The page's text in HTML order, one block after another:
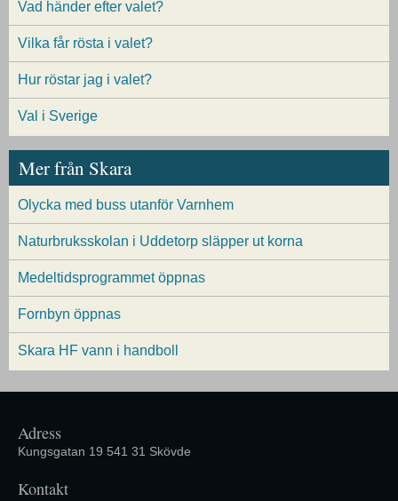
Vad händer efter valet?
Vilka får rösta i valet?
Hur röstar jag i valet?
Val i Sverige
Mer från Skara
Olycka med buss utanför Varnhem
Naturbruksskolan i Uddetorp släpper ut korna
Medeltidsprogrammet öppnas
Fornbyn öppnas
Skara HF vann i handboll
Adress
Kungsgatan 19 541 31 Skövde
Kontakt